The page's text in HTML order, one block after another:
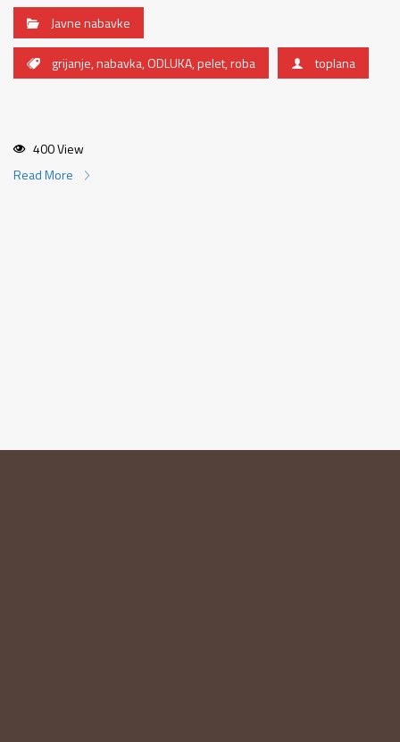
Javne nabavke
grijanje,nabavka,ODLUKA,pelet,roba toplana
400 View
Read More